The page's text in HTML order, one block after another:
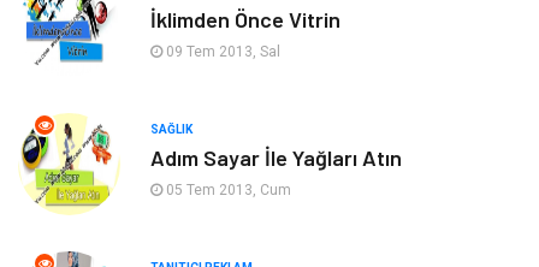
Tatil
Ev İşleri Organizasyon
İklimden Önce Vitrin
09 Tem 2013, Sal
SAĞLIK
Adım Sayar İle Yağları Atın
05 Tem 2013, Cum